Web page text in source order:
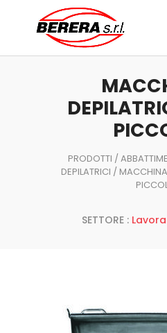
prodotti
PRODOTTI /
DEPILATRICI /
SETTORE :